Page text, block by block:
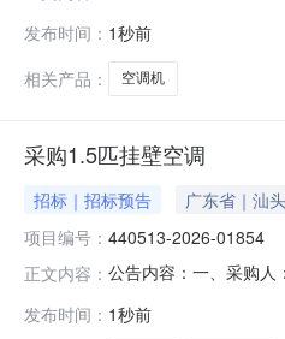
都大道中段999号9栋1
发布时间： 1秒前
相关产品：
空调机
采购1.5匹挂壁空调
招标｜招标预告 广东省｜汕
项目编号： 440513-2026-01854
正文内容： 公告内容：一、采购
发布时间： 1秒前